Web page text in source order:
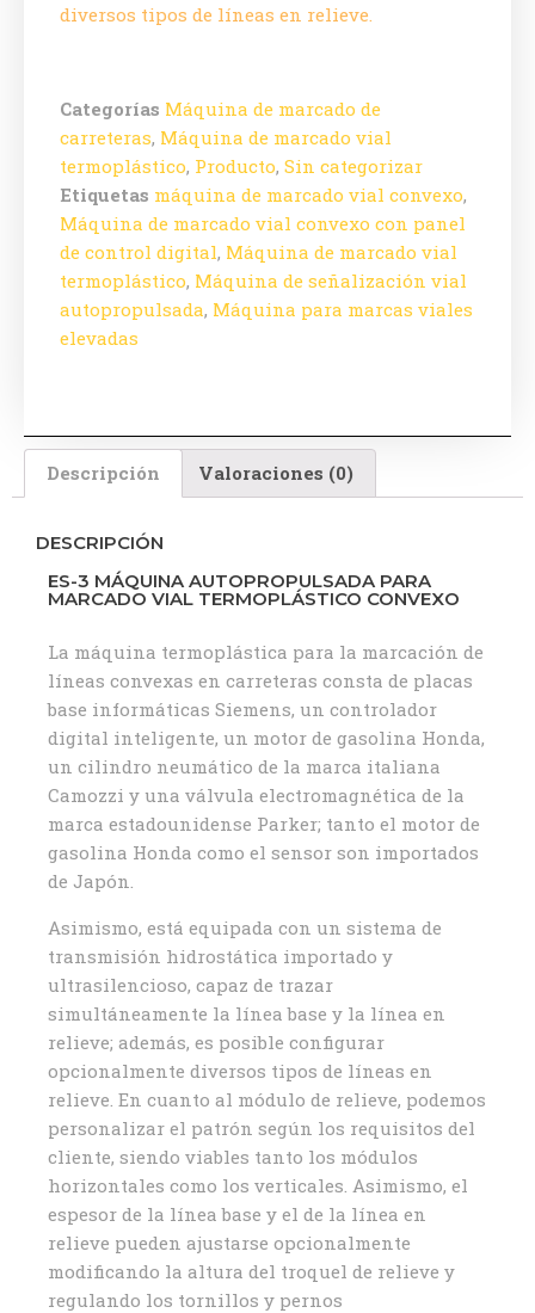
diversos tipos de líneas en relieve.
Categorías Máquina de marcado de
carreteras, Máquina de marcado vial
termoplástico, Producto, Sin categorizar
Etiquetas máquina de marcado vial convexo,
Máquina de marcado vial convexo con panel
de control digital, Máquina de marcado vial
termoplástico, Máquina de señalización vial
autopropulsada, Máquina para marcas viales
elevadas
Descripción Valoraciones (0)
DESCRIPCIÓN
ES-3 MÁQUINA AUTOPROPULSADA PARA
MARCADO VIAL TERMOPLÁSTICO CONVEXO
La máquina termoplástica para la marcación de
líneas convexas en carreteras consta de placas
base informáticas Siemens, un controlador
digital inteligente, un motor de gasolina Honda,
un cilindro neumático de la marca italiana
Camozzi y una válvula electromagnética de la
marca estadounidense Parker; tanto el motor de
gasolina Honda como el sensor son importados
de Japón.
Asimismo, está equipada con un sistema de
transmisión hidrostática importado y
ultrasilencioso, capaz de trazar
simultáneamente la línea base y la línea en
relieve; además, es posible configurar
opcionalmente diversos tipos de líneas en
relieve. En cuanto al módulo de relieve, podemos
personalizar el patrón según los requisitos del
cliente, siendo viables tanto los módulos
horizontales como los verticales. Asimismo, el
espesor de la línea base y el de la línea en
relieve pueden ajustarse opcionalmente
modificando la altura del troquel de relieve y
regulando los tornillos y pernos